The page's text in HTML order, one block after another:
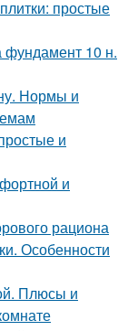
простые
фундамент 10 н.
Нормы и
и
и
рациона
Особенности
Плюсы и